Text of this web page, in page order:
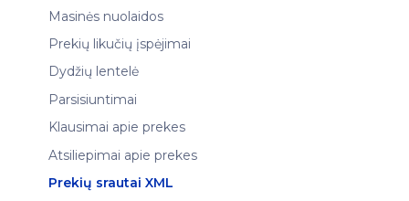
Masinės nuolaidos
Prekių likučių įspėjimai
Dydžių lentelė
Parsisiuntimai
Klausimai apie prekes
Atsiliepimai apie prekes
Prekių srautai XML